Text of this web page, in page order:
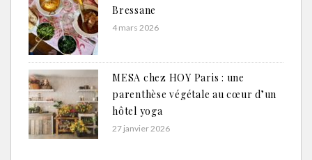
Bressane
4 mars 2026
MESA chez HOY Paris : une
parenthèse végétale au cœur d’un
hôtel yoga
27 janvier 2026